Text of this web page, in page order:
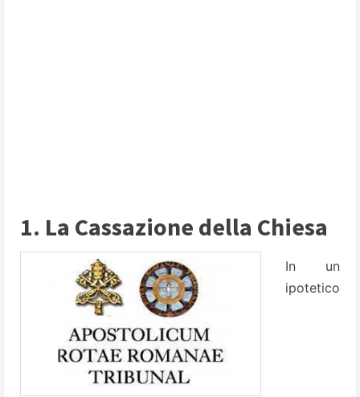
1. La Cassazione della Chiesa
In un
ipotetico